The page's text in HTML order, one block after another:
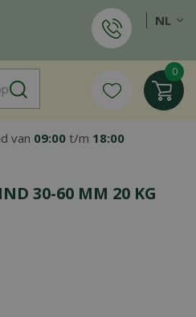
van 09:00 t/m 18:00
NL
30-60 MM 20 KG